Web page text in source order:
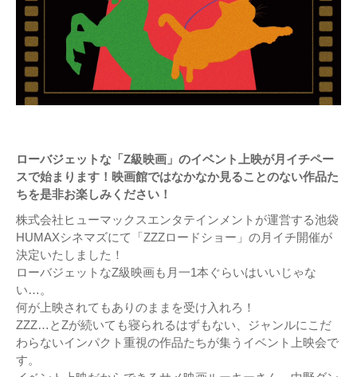
ローバジェットな「Z級映画」のイベント上映が月イチペー
スで始まります！映画館ではなかなか見ることのない作品た
ちを是非お楽しみください！
株式会社ヒューマックスエンタテインメントが運営する池袋
HUMAXシネマズにて「ZZZロードショー」の月イチ開催が
決定いたしました！
ローバジェットなZ級映画も月一1本ぐらいはいいじゃな
い…。
何が上映されてもありのままを受け入れろ！
ZZZ…とZが続いても寝られるはずもない、ジャンルにこだ
わらないインパクト重視の作品たちが集うイベント上映会で
す。